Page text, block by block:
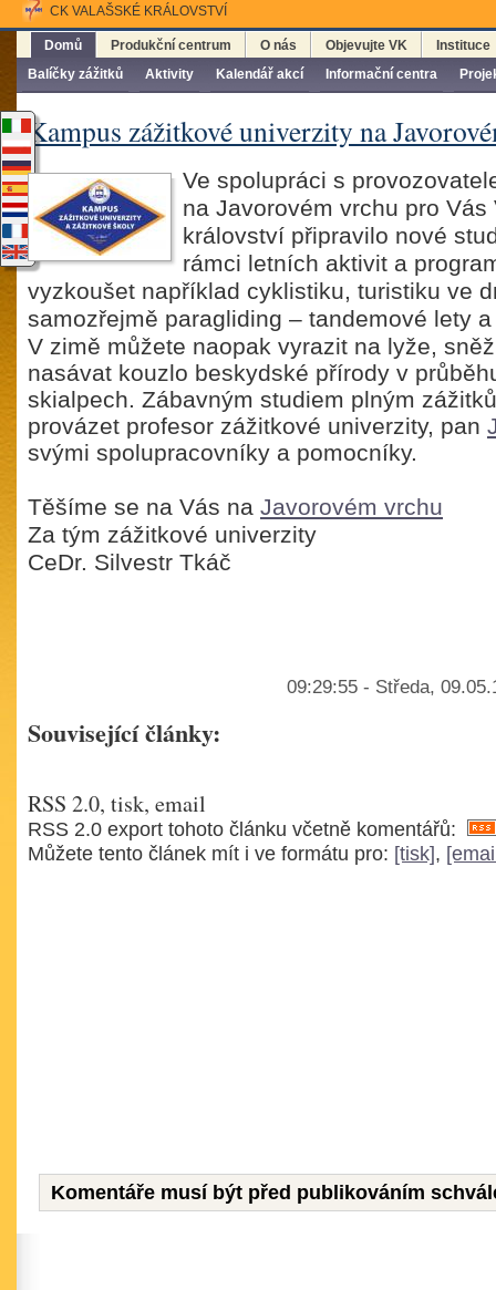
CK VALAŠSKÉ KRÁLOVSTVÍ
Domů
Balíčky zážitků
Aktivity Kalendář akcí Informační centra
Produkční centrum O nás Objevujte VK Instituce
Kampus zážitkové univerzity na
Ve spolupráci s
na Javorovém vrchu pro Vás
království připravilo nové
rámci letních aktivit a
vyzkoušet například cyklistiku, turistiku ve
samozřejmě paragliding – tandemové lety
V zimě můžete naopak vyrazit na lyže,
nasávat kouzlo beskydské přírody v
skialpech. Zábavným studiem plným
provázet profesor zážitkové univerzity, pan
svými spolupracovníky a pomocníky.
Těšíme se na Vás na Javorovém vrchu
Za tým zážitkové univerzity
CeDr. Silvestr Tkáč
09:29:55 - Středa,
Související články:
RSS 2.0, tisk, email
RSS 2.0 export tohoto článku včetně komentářů:
Můžete tento článek mít i ve formátu pro: [tisk],
Komentáře musí být před publikováním